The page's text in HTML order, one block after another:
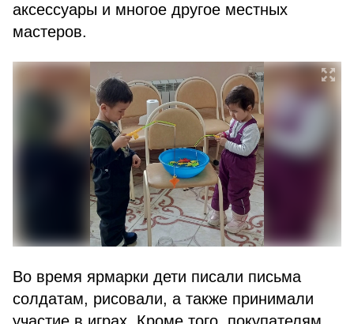
аксессуары и многое другое местных
мастеров.
Во время ярмарки дети писали письма
солдатам, рисовали, а также принимали